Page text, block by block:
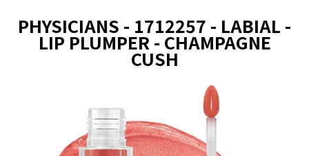
PHYSICIANS - 1712257 - LABIAL -
LIP PLUMPER - CHAMPAGNE
CUSH